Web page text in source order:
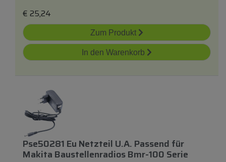
€ 25,24
Zum Produkt
In den Warenkorb
Pse50281 Eu Netzteil U.a. Passend für
Makita Baustellenradios Bmr-100 Serie